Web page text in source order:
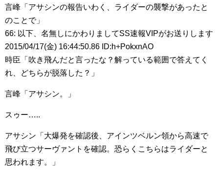
言峰「アサシンの報告いわく、ライダーの襲撃があったと
のことで」
66: 以下、名無しにかわりましてSS速報VIPがお送りします
2015/04/17(金) 16:44:50.86 ID:h+PokxnAO
時臣「吹き飛んだと言ったな？解っている範囲で答えてく
れ、どちらが脱落した？」
言峰「アサシン。」
スゥー…..
アサシン「大爆発を確認後、アインツベルン領から高速で
飛び立つサーヴァントを確認。恐らくこちらはライダーと
思われます。」